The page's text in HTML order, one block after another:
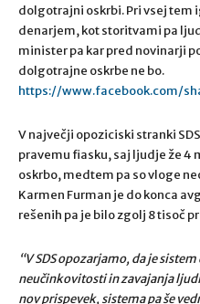
dolgotrajni oskrbi. Pri vsej tem
denarjem, kot storitvami pa
minister pa kar pred novinarji
dolgotrajne oskrbe ne bo.
https://www.facebook.com/
V največji opoziciski stranki
pravemu fiasku, saj ljudje že 4
oskrbo, medtem pa so vloge
Karmen Furman je do konca
rešenih pa je bilo zgolj 8 tisoč
“V SDS opozarjamo, da je
neučinkovitosti in zavajanja
nov prispevek, sistema pa še